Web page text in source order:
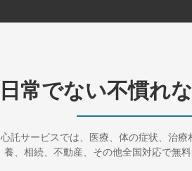
日常でない不慣れ
心託サービスでは、医療、体の症状、治
養、相続、不動産、その他全国対応で無